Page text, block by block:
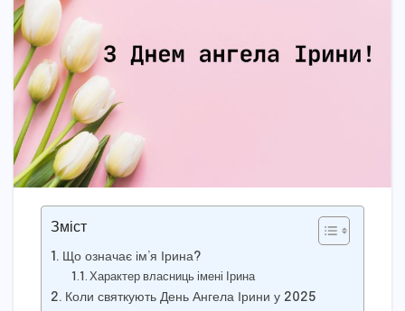
Зміст
Що означає ім’я Ірина?
Характер власниць імені Ірина
Коли святкують День Ангела Ірини у 2025